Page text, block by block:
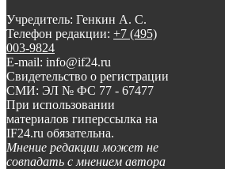
Учредитель: Генкин А. С.
Телефон редакции: +7 (495)
003-9824
E-mail: info@if24.ru
Свидетельство о регистрации
СМИ: ЭЛ № ФС 77 - 67477
При использовании
материалов гиперссылка на
IF24.ru обязательна.
Мнение редакции может не
совпадать с мнением автора